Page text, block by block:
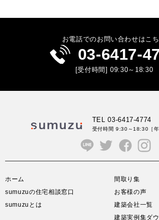
お電話でのお問い合わせはこ
03-6417-
[受付時間] 09:30～18:30
TEL 03-6417-4774
受付時間 9:30～18:30 ［
ホーム
sumuzuの住宅相談窓口
sumuzuとは
間取り集
お客様の声
建築会社一覧
建築実例集ダ